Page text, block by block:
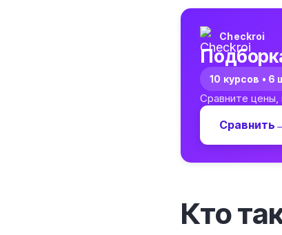
Checkroi
10 курсов • 6
Сравните
Сравнить
Кто